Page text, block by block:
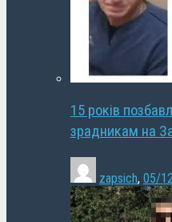
15 років
зрадникам на
zapsich, 05/